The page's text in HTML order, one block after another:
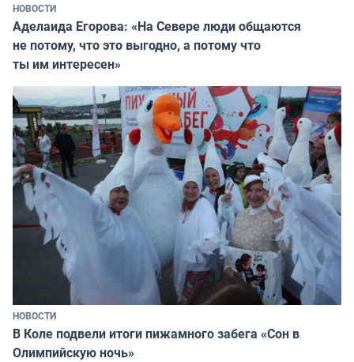
НОВОСТИ
Аделаида Егорова: «На Севере люди общаются
не потому, что это выгодно, а потому что
ты им интересен»
НОВОСТИ
В Коле подвели итоги пижамного забега «Сон в
Олимпийскую ночь»